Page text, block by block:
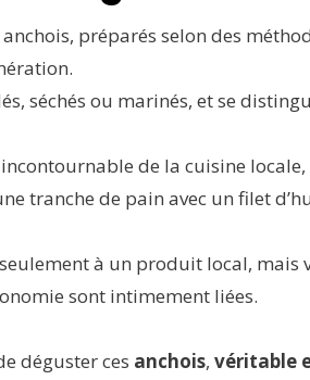
préparés selon des
séchés ou marinés, et se
de la cuisine
tranche de pain avec un filet
à un produit local, mais
sont intimement liées.
déguster ces anchois, véritable